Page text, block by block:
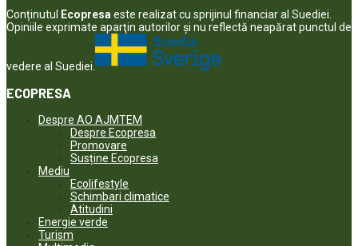
Conținutul Ecopresa este realizat cu sprijinul financiar al Suediei.
Opiniile exprimate aparţin autorilor şi nu reflectă neapărat punctul de
vedere al Suediei.
ECOPRESA
Despre AO AJMTEM
Despre Ecopresa
Promovare
Susține Ecopresa
Mediu
Ecolifestyle
Schimbari climatice
Atitudini
Energie verde
Turism